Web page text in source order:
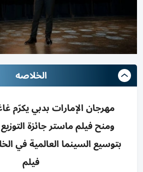
الخلاصه
مهرجان الإمارات بدبي يكرّم
ومنح فيلم ماستر جائزة
فيلم